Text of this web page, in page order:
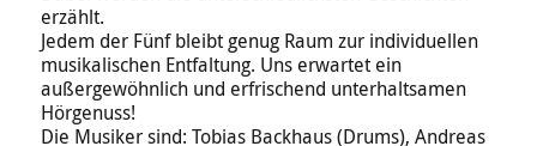
erzählt.
Jedem der Fünf bleibt genug Raum zur individuellen
musikalischen Entfaltung. Uns erwartet ein
außergewöhnlich und erfrischend unterhaltsamen
Hörgenuss!
Die Musiker sind: Tobias Backhaus (Drums), Andreas